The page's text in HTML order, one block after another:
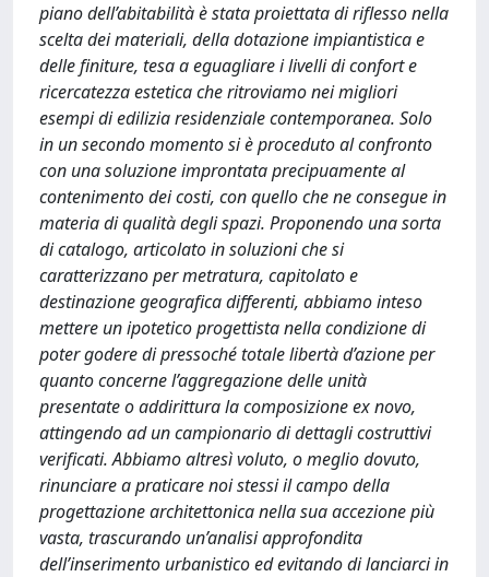
piano dell’abitabilità è stata proiettata di riflesso nella
scelta dei materiali, della dotazione impiantistica e
delle finiture, tesa a eguagliare i livelli di confort e
ricercatezza estetica che ritroviamo nei migliori
esempi di edilizia residenziale contemporanea. Solo
in un secondo momento si è proceduto al confronto
con una soluzione improntata precipuamente al
contenimento dei costi, con quello che ne consegue in
materia di qualità degli spazi. Proponendo una sorta
di catalogo, articolato in soluzioni che si
caratterizzano per metratura, capitolato e
destinazione geografica differenti, abbiamo inteso
mettere un ipotetico progettista nella condizione di
poter godere di pressoché totale libertà d’azione per
quanto concerne l’aggregazione delle unità
presentate o addirittura la composizione ex novo,
attingendo ad un campionario di dettagli costruttivi
verificati. Abbiamo altresì voluto, o meglio dovuto,
rinunciare a praticare noi stessi il campo della
progettazione architettonica nella sua accezione più
vasta, trascurando un’analisi approfondita
dell’inserimento urbanistico ed evitando di lanciarci in